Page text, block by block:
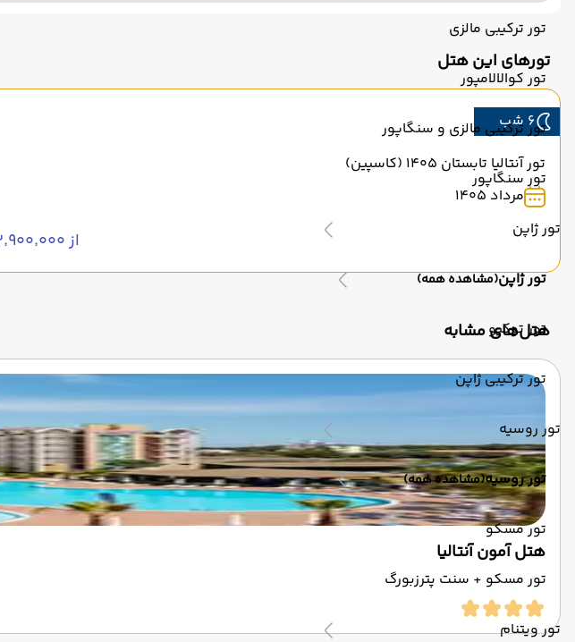
تور ترکیبی مالزی
تور کوالالامپور
تور ترکیبی مالزی و سنگاپور
تور سنگاپور
تور ژاپن
تور ژاپن(مشاهده همه)
تور توکیو
تور ترکیبی ژاپن
تور روسیه
تور روسیه(مشاهده همه)
تور مسکو
تور مسکو + سنت پترزبورگ
تور ویتنام
تورهای این هتل
6 شب
تور آنتالیا تابستان 1405 (کاسپین)
مرداد 1405
از ۴۲٬۹۰۰٬۰۰۰ تومان + ۲۵۰ دلار
‌هتل‌های مشابه
هتل آمون آنتالیا